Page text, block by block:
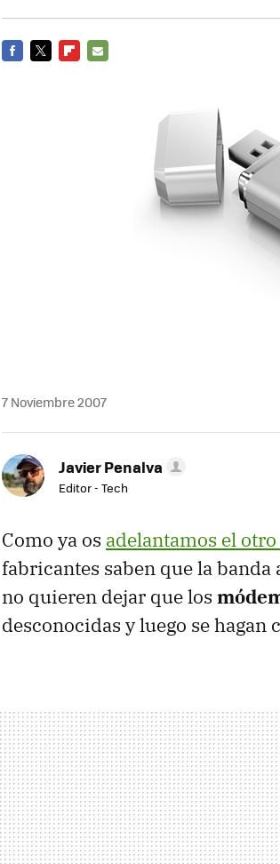
7 Noviembre 2007
Javier Penalva
Editor - Tech
Como ya os adelantamos el
fabricantes saben que la
no quieren dejar que los
desconocidas y luego se hagan